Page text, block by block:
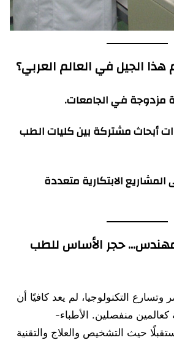
مزدوجة في الجامعات.
أبحاث مشتركة بين كليات الطب
الابتكارية متعددة
حجر الأساس للطب
التكنولوجيا، لم يعد كافيًا أن
منفصلين. الأطباء-
حيث التشخيص والعلاج والتقنية